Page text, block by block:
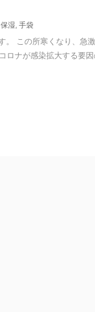
保湿, 手袋
。 この所寒くなり、急
ロナが感染拡大する要